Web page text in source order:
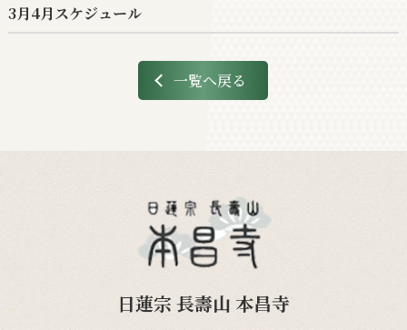
3月4月スケジュール
一覧へ戻る
日蓮宗 長壽山 本昌寺